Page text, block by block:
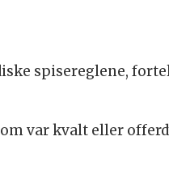
spisereglene,
var kvalt eller